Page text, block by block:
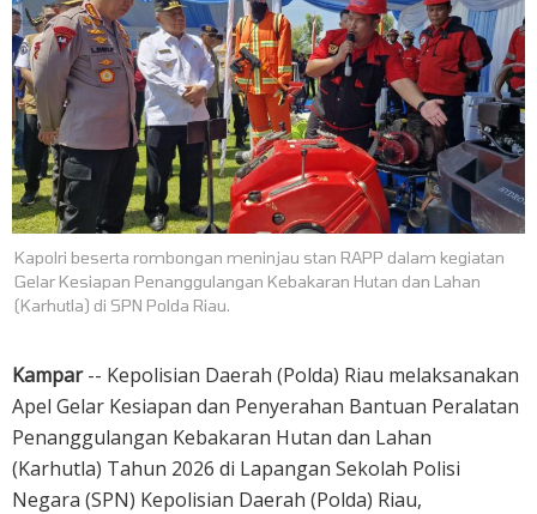
Kapolri beserta rombongan meninjau stan RAPP dalam kegiatan
Gelar Kesiapan Penanggulangan Kebakaran Hutan dan Lahan
(Karhutla) di SPN Polda Riau.
Kampar-- Kepolisian Daerah (Polda) Riau melaksanakan
Apel Gelar Kesiapan dan Penyerahan Bantuan Peralatan
Penanggulangan Kebakaran Hutan dan Lahan
(Karhutla) Tahun 2026 di Lapangan Sekolah Polisi
Negara (SPN) Kepolisian Daerah (Polda) Riau,